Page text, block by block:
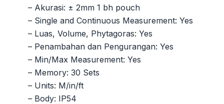
– Akurasi: ± 2mm 1 bh pouch
– Single and Continuous Measurement: Yes
– Luas, Volume, Phytagoras: Yes
– Penambahan dan Pengurangan: Yes
– Min/Max Measurement: Yes
– Memory: 30 Sets
– Units: M/in/ft
– Body: IP54